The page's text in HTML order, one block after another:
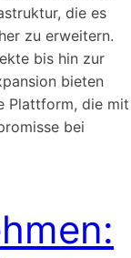
die es
zu erweitern.
bis hin zur
bieten
Plattform, die mit
bei